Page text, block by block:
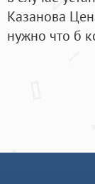
Казанова
нужно что б